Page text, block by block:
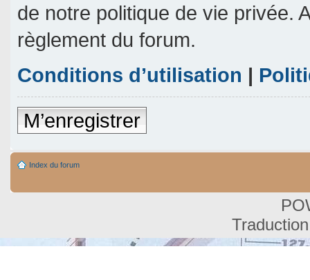
de notre politique de vie privée.
règlement du forum.
Conditions d’utilisation |
M’enregistrer
Index du forum